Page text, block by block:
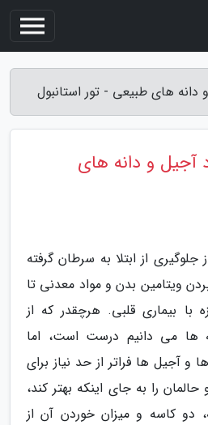
های طبیعی - تور استانبول
آجیل و دانه های
جلوگیری از ابتلا به سرطان گرفته
ویتامین بدن و مواد معدنی تا
با بیماری قلبی. هرچقدر که از
ها می دانیم درست است، اما
آجیل ها فراتر از حد نیاز برای
را به جای اینکه بهتر کند،
دو کاسه و میزان خوردن آن از